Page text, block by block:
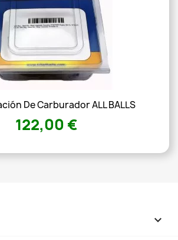
De Carburador ALL BALLS
122,00 €
